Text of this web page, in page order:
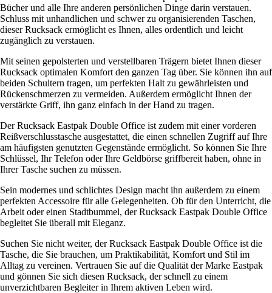
Bücher und alle Ihre anderen persönlichen Dinge darin verstauen.
Schluss mit unhandlichen und schwer zu organisierenden Taschen,
dieser Rucksack ermöglicht es Ihnen, alles ordentlich und leicht
zugänglich zu verstauen.
Mit seinen gepolsterten und verstellbaren Trägern bietet Ihnen dieser
Rucksack optimalen Komfort den ganzen Tag über. Sie können ihn auf
beiden Schultern tragen, um perfekten Halt zu gewährleisten und
Rückenschmerzen zu vermeiden. Außerdem ermöglicht Ihnen der
verstärkte Griff, ihn ganz einfach in der Hand zu tragen.
Der Rucksack Eastpak Double Office ist zudem mit einer vorderen
Reißverschlusstasche ausgestattet, die einen schnellen Zugriff auf Ihre
am häufigsten genutzten Gegenstände ermöglicht. So können Sie Ihre
Schlüssel, Ihr Telefon oder Ihre Geldbörse griffbereit haben, ohne in
Ihrer Tasche suchen zu müssen.
Sein modernes und schlichtes Design macht ihn außerdem zu einem
perfekten Accessoire für alle Gelegenheiten. Ob für den Unterricht, die
Arbeit oder einen Stadtbummel, der Rucksack Eastpak Double Office
begleitet Sie überall mit Eleganz.
Suchen Sie nicht weiter, der Rucksack Eastpak Double Office ist die
Tasche, die Sie brauchen, um Praktikabilität, Komfort und Stil im
Alltag zu vereinen. Vertrauen Sie auf die Qualität der Marke Eastpak
und gönnen Sie sich diesen Rucksack, der schnell zu einem
unverzichtbaren Begleiter in Ihrem aktiven Leben wird.